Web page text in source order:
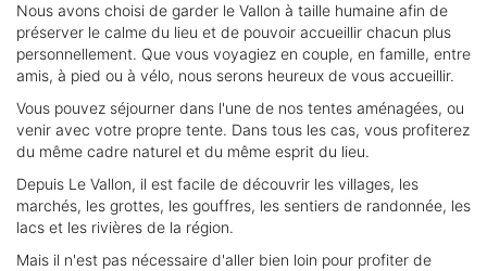
Nous avons choisi de garder le Vallon à taille humaine afin de
préserver le calme du lieu et de pouvoir accueillir chacun plus
personnellement. Que vous voyagiez en couple, en famille, entre
amis, à pied ou à vélo, nous serons heureux de vous accueillir.
Vous pouvez séjourner dans l'une de nos tentes aménagées, ou
venir avec votre propre tente. Dans tous les cas, vous profiterez
du même cadre naturel et du même esprit du lieu.
Depuis Le Vallon, il est facile de découvrir les villages, les
marchés, les grottes, les gouffres, les sentiers de randonnée, les
lacs et les rivières de la région.
Mais il n'est pas nécessaire d'aller bien loin pour profiter de